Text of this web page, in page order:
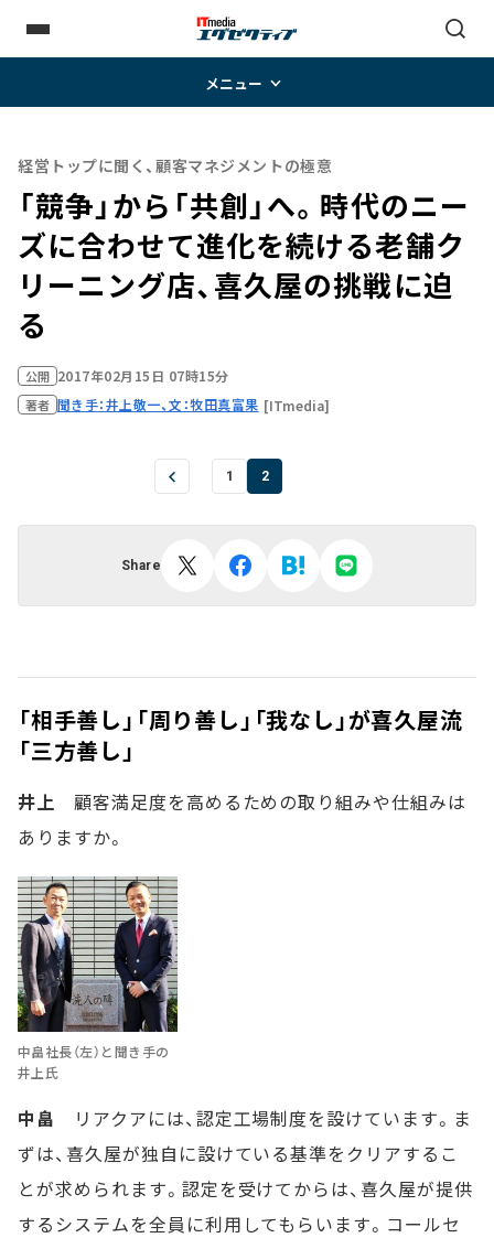
メニュー
経営トップに聞く、顧客マネジメントの極意
「競争」から「共創」へ。時代のニー
ズに合わせて進化を続ける老舗ク
リーニング店、喜久屋の挑戦に迫
る
公開 2017年02月15日 07時15分
著者 聞き手：井上敬一、文：牧田真富果 [ITmedia]
1 2
Share
「相手善し」「周り善し」「我なし」が喜久屋流
「三方善し」
井上 顧客満足度を高めるための取り組みや仕組みは
ありますか。
中畠社長（左）と聞き手の
井上氏
中畠 リアクアには、認定工場制度を設けています。ま
ずは、喜久屋が独自に設けている基準をクリアするこ
とが求められます。認定を受けてからは、喜久屋が提供
するシステムを全員に利用してもらいます。コールセ